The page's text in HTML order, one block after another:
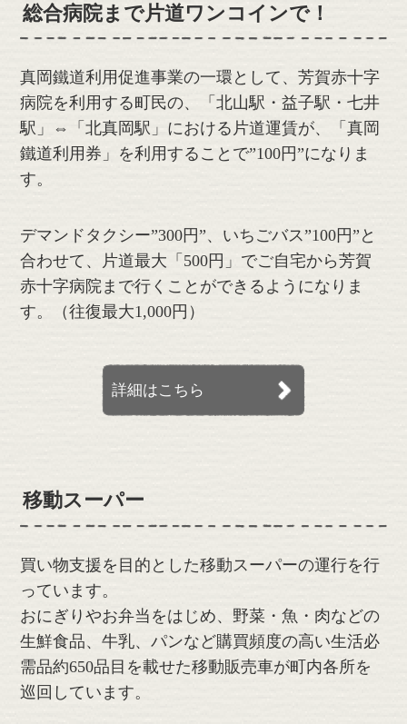
総合病院まで片道ワンコインで！
真岡鐵道利用促進事業の一環として、芳賀赤十字
病院を利用する町民の、「北山駅・益子駅・七井
駅」⇔「北真岡駅」における片道運賃が、「真岡
鐵道利用券」を利用することで”100円”になりま
す。
デマンドタクシー”300円”、いちごバス”100円”と
合わせて、片道最大「500円」でご自宅から芳賀
赤十字病院まで行くことができるようになりま
す。（往復最大1,000円）
詳細はこちら
移動スーパー
買い物支援を目的とした移動スーパーの運行を行
っています。
おにぎりやお弁当をはじめ、野菜・魚・肉などの
生鮮食品、牛乳、パンなど購買頻度の高い生活必
需品約650品目を載せた移動販売車が町内各所を
巡回しています。